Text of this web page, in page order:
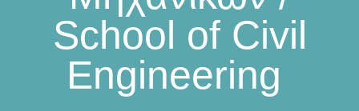
School of Civil
Engineering